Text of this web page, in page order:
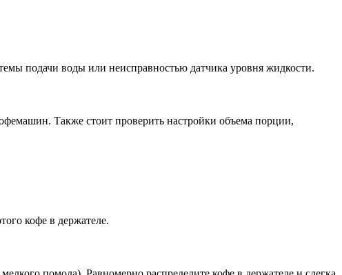
подачи воды или неисправностью датчика уровня жидкости.
Также стоит проверить настройки объема порции,
кофе в держателе.